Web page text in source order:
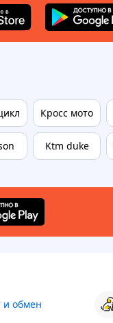
Кросс мото
Ktm duke
и обмен